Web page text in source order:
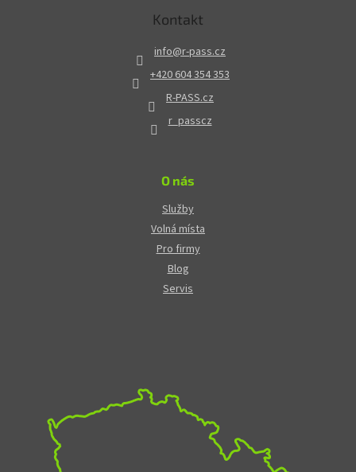
Kontakt
info@r-pass.cz
+420 604 354 353
R-PASS.cz
r_passcz
O nás
Služby
Volná místa
Pro firmy
Blog
Servis